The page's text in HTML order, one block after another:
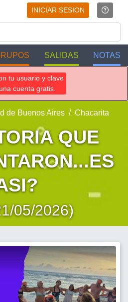
INICIAR SESION
SALIDAS NOTAS
tu usuario y clave
cuenta gratis.
de Buenos Aires Chacarita
QUE
05/2026)